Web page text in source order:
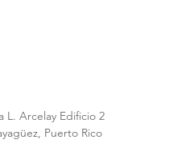
L. Arcelay Edificio 2
Puerto Rico